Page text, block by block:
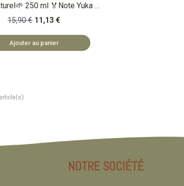
250 ml 🏅Note Yuka :
Note Inci Beauty 19.1/20
que c'est ? Un shampoing
à l'extrait de bardane,
à thé et de saponaire
anti-pelliculaire. 🏡
15,90 € 11,13 €
Ajouter au panier
NOTRE SOCIÉTÉ